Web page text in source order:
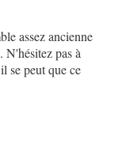
assez ancienne
N'hésitez pas à
se peut que ce